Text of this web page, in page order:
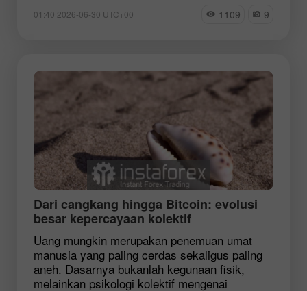
01:40 2026-06-30 UTC+00 1109 9
Dari cangkang hingga Bitcoin: evolusi
besar kepercayaan kolektif
Uang mungkin merupakan penemuan umat
manusia yang paling cerdas sekaligus paling
aneh. Dasarnya bukanlah kegunaan fisik,
melainkan psikologi kolektif mengenai